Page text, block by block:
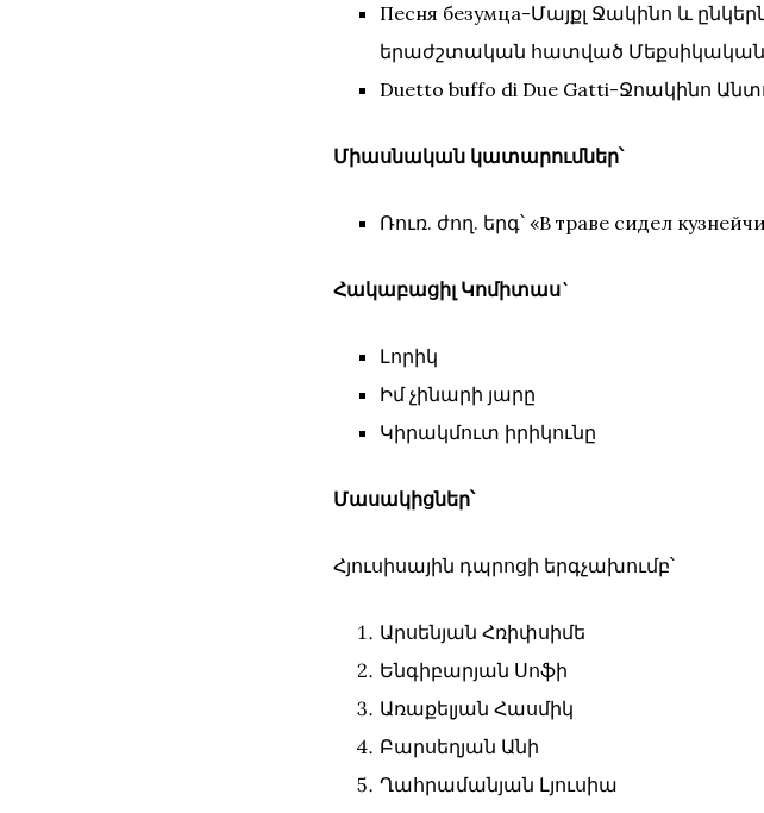
Песня безумца-Մայքլ Ջակինո և
երաժշտական հատված Մեքսիկական
Duetto buffo di Due Gatti-Ջոակինո
Միասնական կատարումներ՝
Ռուռ. ժող. երգ՝ «В траве сидел
Հակաբացիլ Կոմիտաս`
Լորիկ
Իմ չինարի յարը
Կիրակմուտ իրիկունը
Մասակիցներ՝
Հյուսիսային դպրոցի երգչախումբ՝
Արսենյան Հռիփսիմե
Ենգիբարյան Սոֆի
Առաքելյան Հասմիկ
Բարսեղյան Անի
Ղահրամանյան Լյուսիա